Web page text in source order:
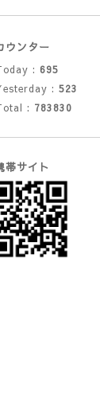
ウンター
: 695
: 523
: 783830
帯サイト